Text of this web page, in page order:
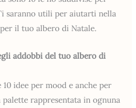
saranno utili per aiutarti nella
il tuo albero di Natale.
addobbi del tuo albero di
idee per mood e anche per
rappresentata in ognuna